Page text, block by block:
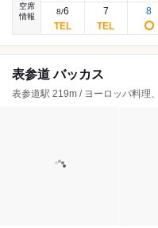
空席
情報
8/6 7 8
表参道 バッカス
表参道駅 219m / ヨーロッパ料理